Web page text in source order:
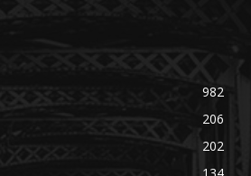
982
206
202
134